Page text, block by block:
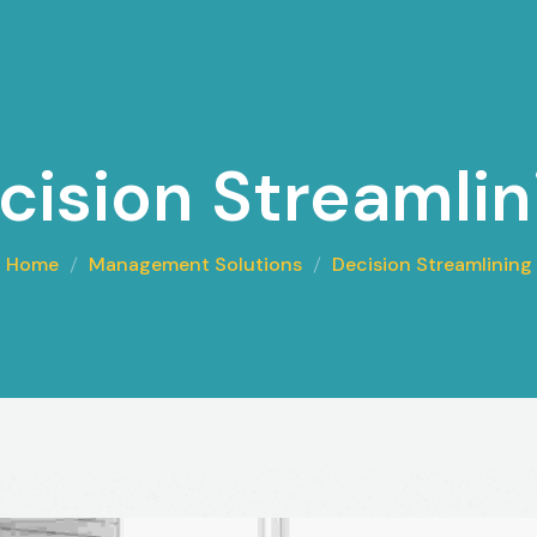
Home Management Solutions Decision Streamlining